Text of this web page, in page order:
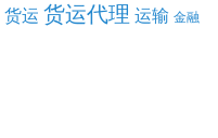
货运 货运代理 运输 金融